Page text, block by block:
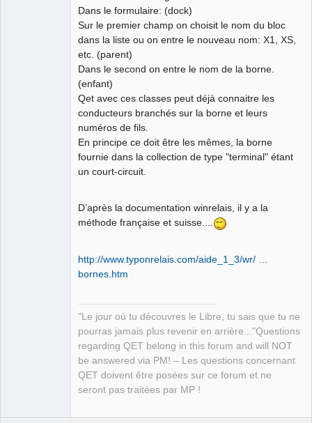
Dans le formulaire: (dock)
Sur le premier champ on choisit le nom du bloc
dans la liste ou on entre le nouveau nom: X1, XS,
etc. (parent)
Dans le second on entre le nom de la borne.
(enfant)
Qet avec ces classes peut déjà connaitre les
conducteurs branchés sur la borne et leurs
numéros de fils.
En principe ce doit être les mêmes, la borne
fournie dans la collection de type "terminal" étant
un court-circuit.
D’après la documentation winrelais, il y a la
méthode française et suisse....
http://www.typonrelais.com/aide_1_3/wr/ …
bornes.htm
"Le jour où tu découvres le Libre, tu sais que tu ne
pourras jamais plus revenir en arrière..."Questions
regarding QET belong in this forum and will NOT
be answered via PM! – Les questions concernant
QET doivent être posées sur ce forum et ne
seront pas traitées par MP !